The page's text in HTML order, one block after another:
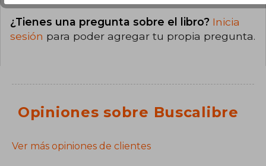
¿Tienes una pregunta sobre el libro? Inicia
sesión para poder agregar tu propia pregunta.
Opiniones sobre Buscalibre
Ver más opiniones de clientes